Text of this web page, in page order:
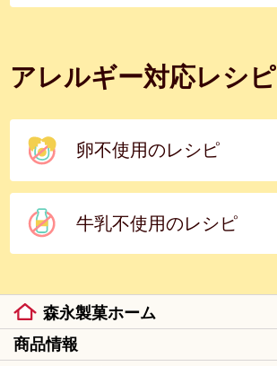
アレルギー対応レシピ
卵不使用のレシピ
牛乳不使用のレシピ
森永製菓ホーム
商品情報